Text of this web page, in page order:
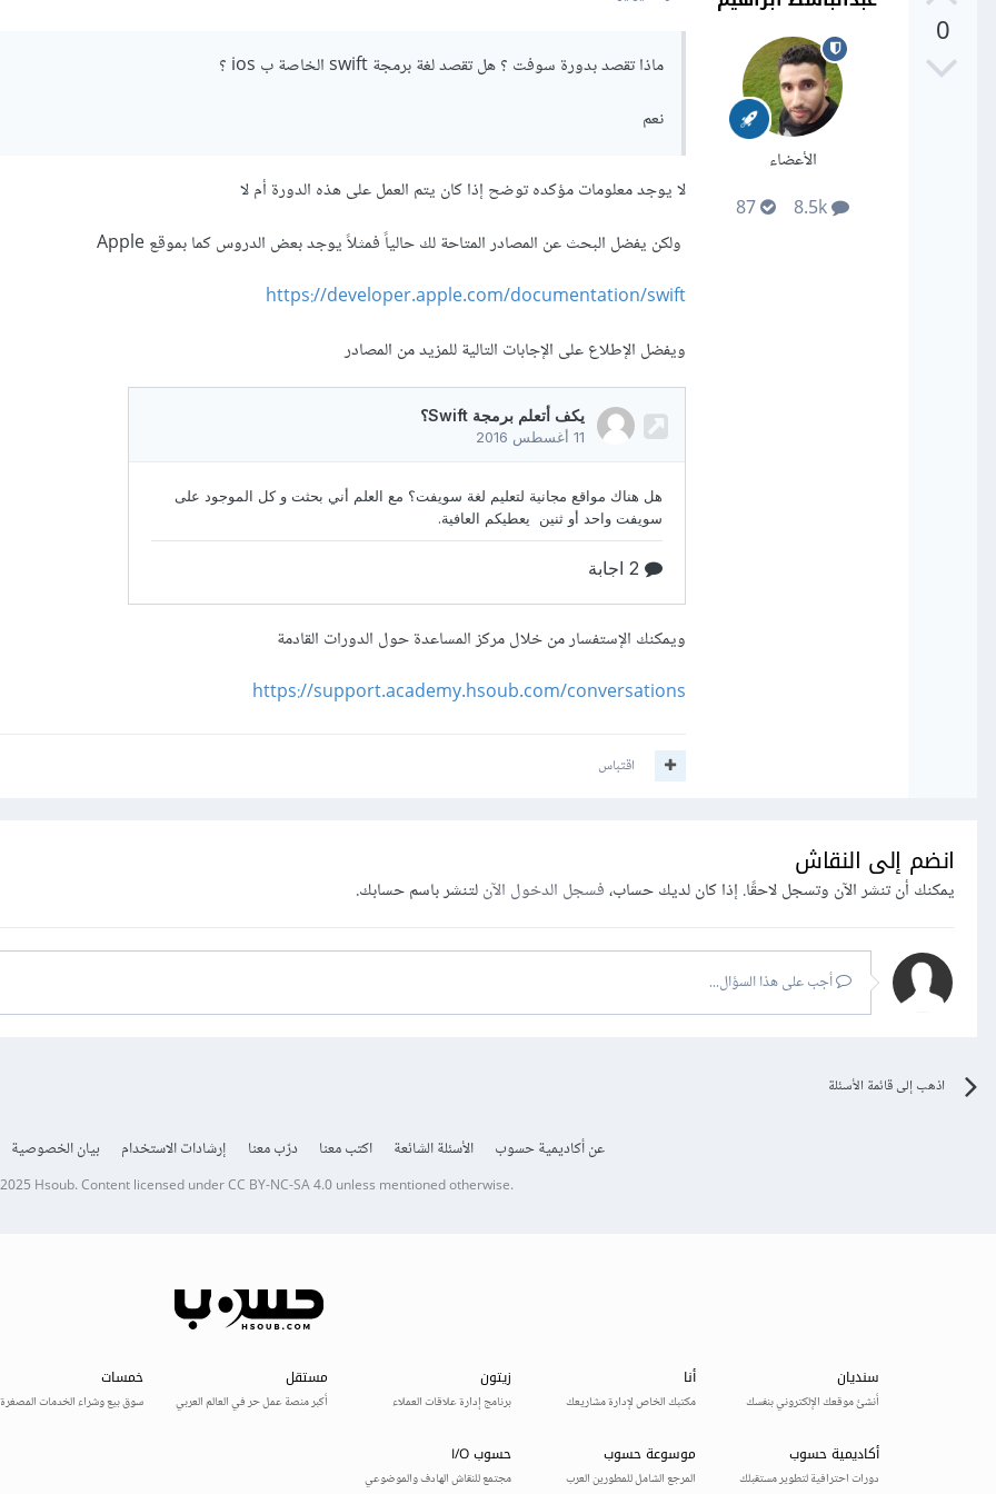
0
الأعضاء
ماذا تقصد بدورة سوفت ؟ هل تقصد لغة برمجة swift الخاصة ب ios ؟
نعم
لا يوجد معلومات مؤكده توضح إذا كان يتم العمل على هذه الدورة أم لا
ولكن يفضل البحث عن المصادر المتاحة لك حالياً فمثلاً يوجد بعض الدروس كما بموقع Apple
https://developer.apple.com/documentation/swift
ويفضل الإطلاع على الإجابات التالية للمزيد من المصادر
ويمكنك الإستفسار من خلال مركز المساعدة حول الدورات القادمة
https://support.academy.hsoub.com/conversations
اقتباس
انضم إلى النقاش
يمكنك أن تنشر الآن وتسجل لاحقًا. إذا كان لديك حساب،فسجل الدخول الآنلتنشر باسم حسابك.
أجب على هذا السؤال...
اذهب إلى قائمة الأسئلة
عن أكاديمية حسوب الأسئلة الشائعة اكتب معنا درّب معنا إرشادات الاستخدام بيان الخصوصية
Hsoub.Content licensed underCC BY-NC-SA 4.0unless mentioned otherwise.